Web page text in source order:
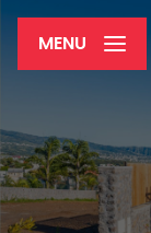
MENU